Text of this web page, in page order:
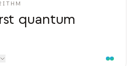
quantum